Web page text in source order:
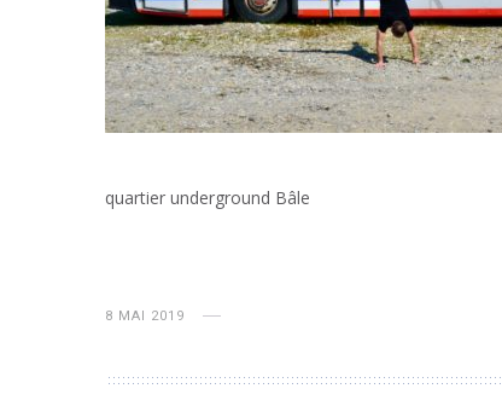
quartier underground Bâle
8 MAI 2019